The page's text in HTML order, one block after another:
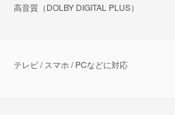
⾼⾳質（DOLBY DIGITAL PLUS）
テレビ / スマホ / PCなどに対応